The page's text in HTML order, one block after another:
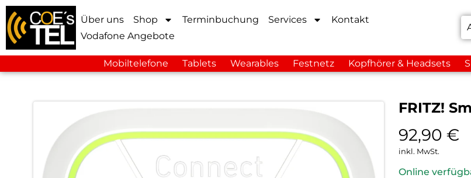
Über uns Shop Terminbuchung Services
Kontakt
Vodafone Angebote
Mobiltelefone Tablets Wearables Festnetz Kopfhörer & Headsets
FRITZ!
92,90 €
inkl. MwSt.
Online